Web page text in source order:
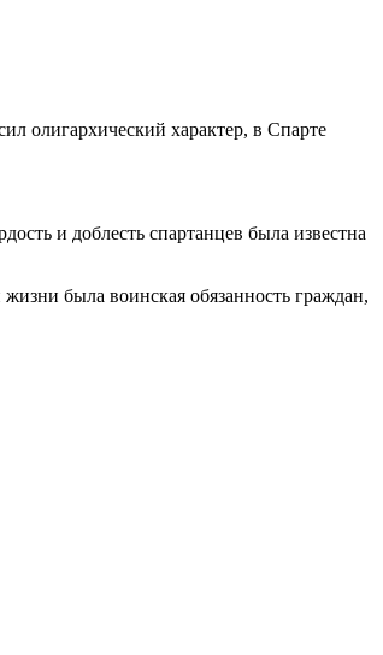
олигархический характер, в Спарте
и доблесть спартанцев была известна
была воинская обязанность граждан,